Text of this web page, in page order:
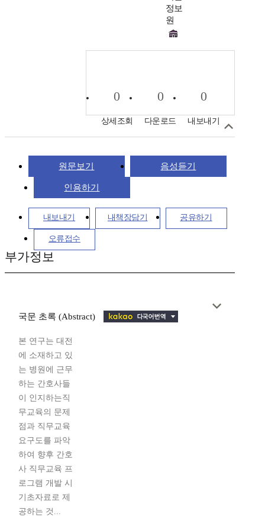
정보
원
0
상세조회
0
다운로드
0
내보내기
원문보기 음성듣기
인용하기
내보내기 내책장담기 공유하기
오류접수
부가정보
국문 초록 (Abstract)
본 연구는 대전
에 소재하고 있
는 병원에 근무
하는 간호사들
이 인지하는직
무교육의 문제
점과 직무교육
요구도를 파악
하여 향후 간호
사 직무교육 프
로그램 개발 시
기초자료로 제
공하는 것...